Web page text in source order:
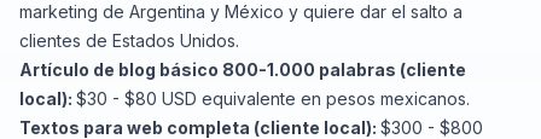
marketing de Argentina y México y quiere dar el salto a
clientes de Estados Unidos.
Artículo de blog básico 800-1.000 palabras (cliente
local): $30 - $80 USD equivalente en pesos mexicanos.
Textos para web completa (cliente local): $300 - $800